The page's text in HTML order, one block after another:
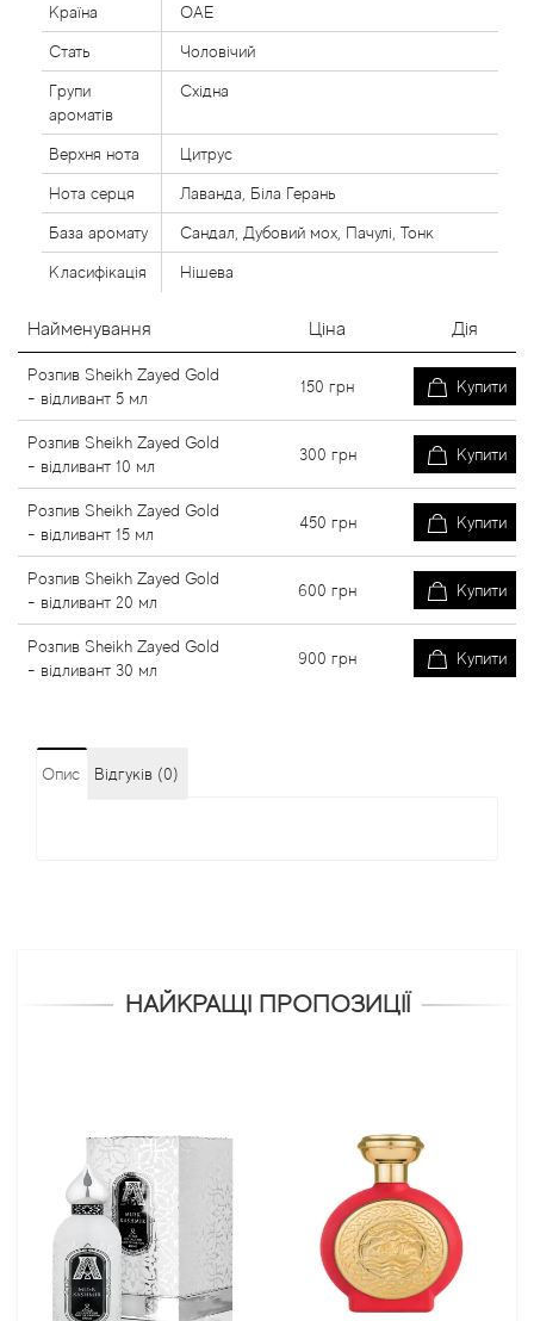
Країна ОАЕ
Стать Чоловічий
Групи
ароматів
Східна
Верхня нота Цитрус
Нота серця Лаванда, Біла Герань
База аромату Сандал, Дубовий мох, Пачулі, Тонк
Класифікація Нішева
Найменування Ціна Дія
Розпив Sheikh Zayed Gold
- відливант 5 мл
150 грн Купити
Розпив Sheikh Zayed Gold
- відливант 10 мл
300 грн Купити
Розпив Sheikh Zayed Gold
- відливант 15 мл
450 грн Купити
Розпив Sheikh Zayed Gold
- відливант 20 мл
600 грн Купити
Розпив Sheikh Zayed Gold
- відливант 30 мл
900 грн Купити
Опис Відгуків (0)
НАЙКРАЩІ ПРОПОЗИЦІЇ